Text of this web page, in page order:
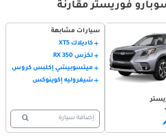
فوريستر مقارنة
سيارات مشابهة
كاديلاك XT5
لكزس RX 350
ميتسوبيشي إكلبس كروس
شيفروليه إكوينوكس
إضافة سيارة